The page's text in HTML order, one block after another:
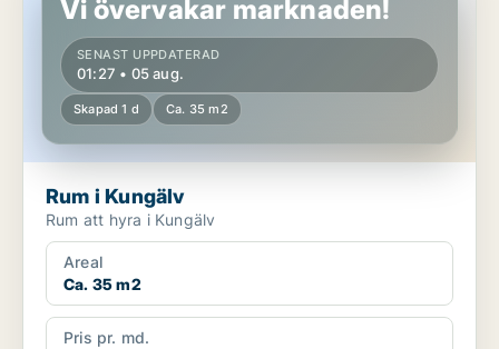
Vi övervakar marknaden!
SENAST UPPDATERAD
01:27 • 05 aug.
Skapad 1 d Ca. 35 m2
Rum i Kungälv
Rum att hyra i Kungälv
Areal
Ca. 35 m2
Pris pr. md.